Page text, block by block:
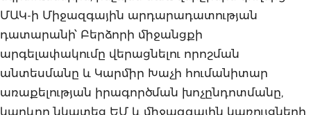
ՄԱԿ-ի Միջազգային արդարադատության
դատարանի՝ Բերձորի միջանցքի
արգելափակումը վերացնելու որոշման
անտեսմանը և Կարմիր Խաչի հումանիտար
առաքելության իրագործման խոչընդոտմանը,
կարևոր նկատեց ԵՄ և միջազգային կառույցների